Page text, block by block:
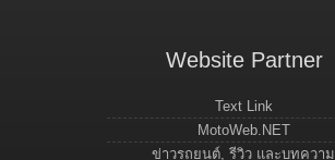
Website Partner
Text Link
MotoWeb.NET
ข่าวรถยนต์, รีวิว และบทความ